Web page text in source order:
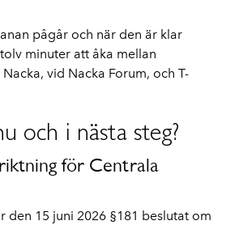
pågår och när den är klar
minuter att åka mellan
vid Nacka Forum, och T-
och i nästa steg?
för Centrala
den 15 juni 2026 §181 beslutat om